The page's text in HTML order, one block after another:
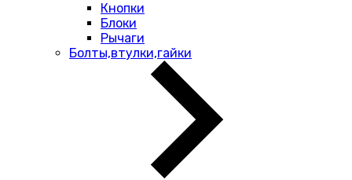
Кнопки
Блоки
Рычаги
Болты,втулки,гайки